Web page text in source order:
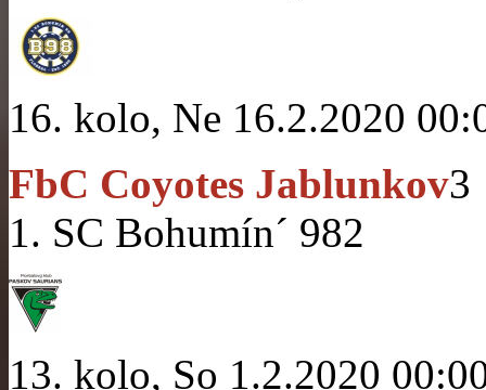
16. kolo, Ne 16.2.2020
FbC Coyotes Jablunkov3
1. SC Bohumín´ 982
13. kolo, So 1.2.2020